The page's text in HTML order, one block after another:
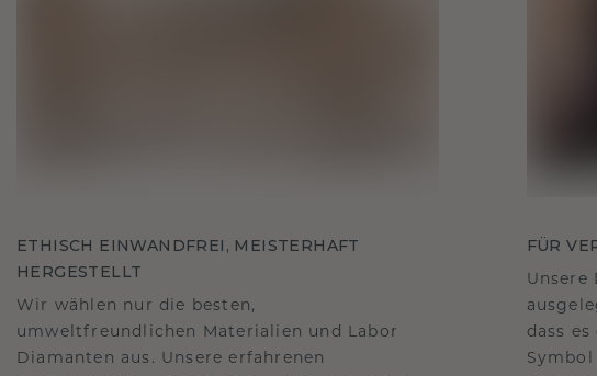
ETHISCH EINWANDFREI, MEISTERHAFT
HERGESTELLT
Wir wählen nur die besten,
umweltfreundlichen Materialien und Labor
Diamanten aus. Unsere erfahrenen
FÜR
Unsere
dass